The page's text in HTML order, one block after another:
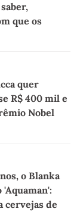
que os
quer
R$ 400 mil e
Nobel
o Blanka
cervejas de